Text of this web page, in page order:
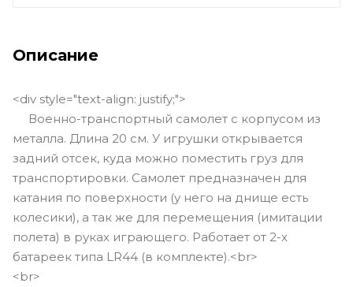
Описание
<div style="text-align: justify;">
Военно-транспортный самолет с корпусом из
металла. Длина 20 см. У игрушки открывается
задний отсек, куда можно поместить груз для
транспортировки. Самолет предназначен для
катания по поверхности (у него на днище есть
колесики), а так же для перемещения (имитации
полета) в руках играющего. Работает от 2-х
батареек типа LR44 (в комплекте).<br>
<br>